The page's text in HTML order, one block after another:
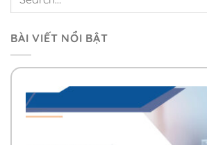
BÀI VIẾT NỔI BẬT